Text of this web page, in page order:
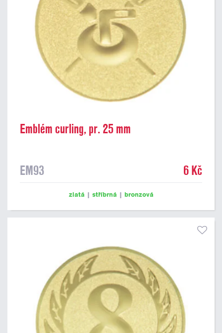
Emblém curling, pr. 25 mm
EM93 6 Kč
zlatá | stříbrná | bronzová